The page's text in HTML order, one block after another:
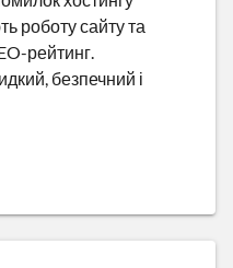
роботу сайту та
рейтинг.
безпечний і